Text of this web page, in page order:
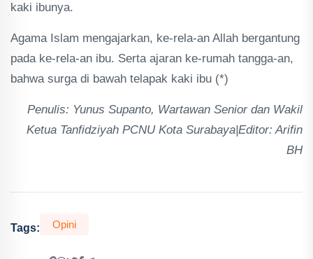
kaki ibunya.
Agama Islam mengajarkan, ke-rela-an Allah bergantung
pada ke-rela-an ibu. Serta ajaran ke-rumah tangga-an,
bahwa surga di bawah telapak kaki ibu (*)
Penulis: Yunus Supanto, Wartawan Senior dan Wakil
Ketua Tanfidziyah PCNU Kota Surabaya|Editor: Arifin
BH
Tags: Opini